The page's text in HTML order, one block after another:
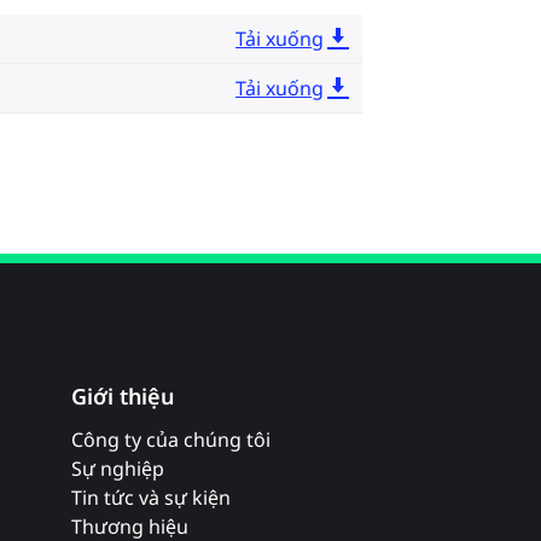
Tải xuống
Tải xuống
Giới thiệu
Công ty của chúng tôi
Sự nghiệp
Tin tức và sự kiện
Thương hiệu